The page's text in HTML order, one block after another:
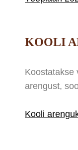
KOOLI
Koostatakse
arengust,
Kooli